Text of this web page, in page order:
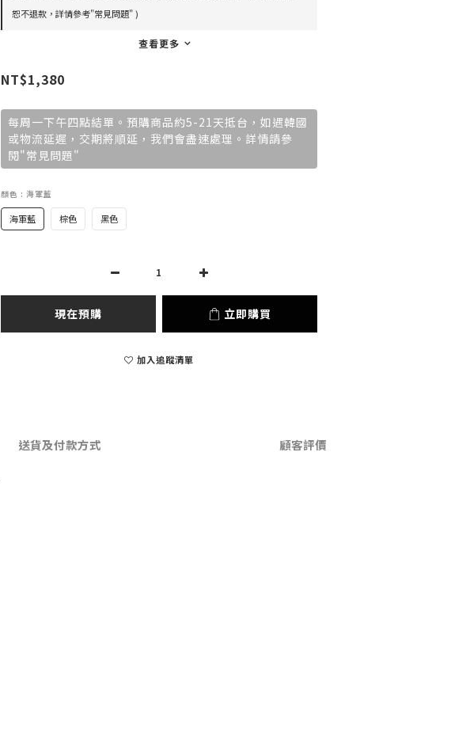
恕不退款，詳情參考"常見問題" )
查看更多
NT$1,380
每周一下午四點結單。預購商品約5-21天抵台，如遇韓國
或物流延遲，交期將順延，我們會盡速處理。詳情請參
閱"常見問題"
顏色 : 海軍藍
海軍藍 棕色 黑色
現在預購 立即購買
加入追蹤清單
送貨及付款方式 顧客評價